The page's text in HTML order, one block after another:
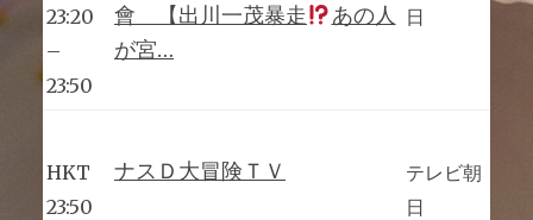
23:20
–
23:50
會 【出川一茂暴走
あの人
が宮…
日
HKT
23:50
ナスＤ大冒険ＴＶ
テレビ朝
日